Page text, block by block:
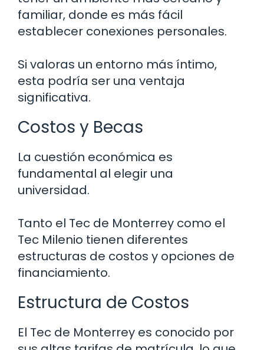
familiar, donde es más fácil
establecer conexiones personales.
Si valoras un entorno más íntimo,
esta podría ser una ventaja
significativa.
Costos y Becas
La cuestión económica es
fundamental al elegir una
universidad.
Tanto el Tec de Monterrey como el
Tec Milenio tienen diferentes
estructuras de costos y opciones de
financiamiento.
Estructura de Costos
El Tec de Monterrey es conocido por